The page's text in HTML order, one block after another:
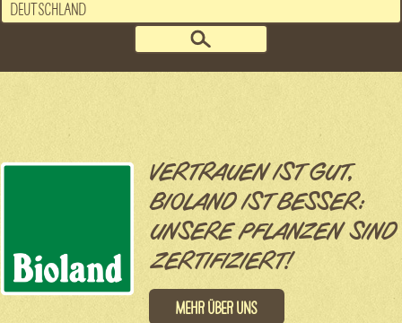
VERTRAUEN IST GUT,
BIOLAND IST BESSER:
UNSERE PFLANZEN SIND
ZERTIFIZIERT!
Mehr über uns